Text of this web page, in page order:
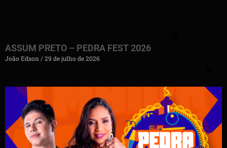
ASSUM PRETO – PEDRA FEST 2026
João Edson 29 de julho de 2026